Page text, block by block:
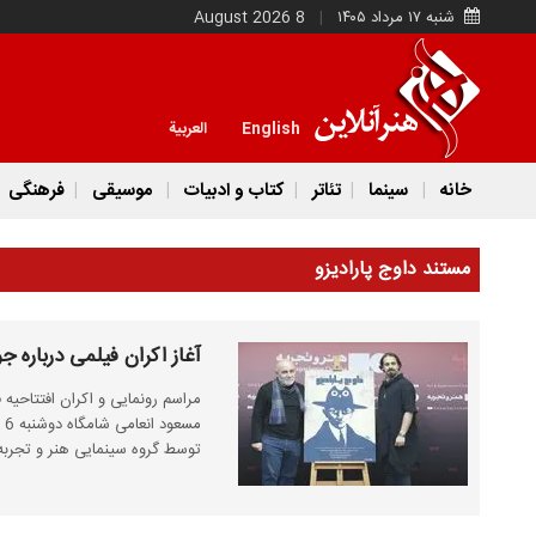
شنبه ۱۷ مرداد ۱۴۰۵ 8 August 2026
English العربية
خانه سینما تئاتر کتاب و ادبیات موسیقی فرهنگی
مستند داوج پارادیزو
آغاز اکران فیلمی درباره
مراسم رونمایی و اکران
توسط گروه سینمایی هنر و